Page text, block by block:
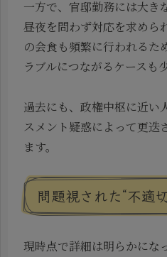
一方で、官邸勤務には大き
昼夜を問わず対応を求めら
の会食も頻繁に行われるた
ラブルにつながるケースも
過去にも、政権中枢に近い
スメント疑惑によって更迭
ます。
問題視された“不適
現時点で詳細は明らかにな